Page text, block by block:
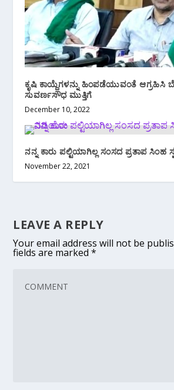
ಕೃಷಿ ಕಾಯ್ದೆಗಳನ್ನು ಹಿಂಪಡೆಯುವಂತೆ ಆಗ್ರಹಿಸಿ
ಸುವರ್ಣಸೌಧ ಮುತ್ತಿಗೆ
December 10, 2022
ನನ್ನ ಕಾರು ಪಲ್ಟಿಯಾಗಿಲ್ಲ‌ ಸಂಸದ ಪ್ರತಾಪ
November 22, 2021
LEAVE A REPLY
Your email address will not be
fields are marked*